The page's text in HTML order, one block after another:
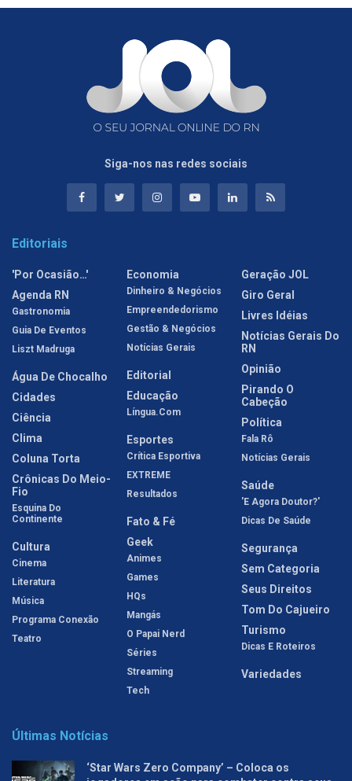
Siga-nos nas redes sociais
Editoriais
'Por Ocasião…'
Agenda RN
Gastronomia
Guia De Eventos
Liszt Madruga
Água De Chocalho
Cidades
Ciência
Clima
Coluna Torta
Crônicas Do Meio-
Fio
Esquina Do
Continente
Cultura
Cinema
Literatura
Música
Programa Conexão
Teatro
Economia
Dinheiro & Negócios
Empreendedorismo
Gestão & Negócios
Notícias Gerais
Editorial
Educação
Língua.com
Esportes
Crítica Esportiva
EXTREME
Resultados
Fato & Fé
Geek
Animes
Games
HQs
Mangás
O Papai Nerd
Séries
Streaming
Tech
Geração JOL
Giro Geral
Livres Idéias
Notícias Gerais Do
RN
Opinião
Pirando O
Cabeção
Política
Fala Rô
Notícias Gerais
Saúde
'E Agora Doutor?'
Dicas De Saúde
Segurança
Sem Categoria
Seus Direitos
Tom Do Cajueiro
Turismo
Dicas E Roteiros
Variedades
Últimas Notícias
‘Star Wars Zero Company’ – Coloca os